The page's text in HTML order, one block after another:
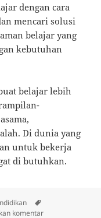
dengan cara
mencari solusi
belajar yang
kebutuhan
belajar lebih
Di dunia yang
untuk bekerja
di butuhkan.
komentaruntuk